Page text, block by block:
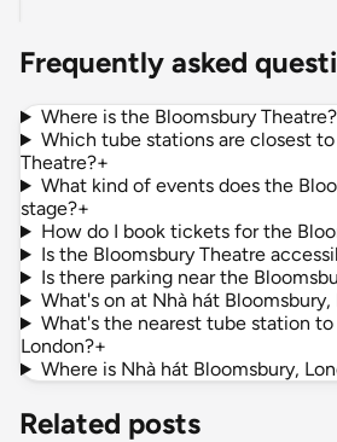
Frequently asked
Where is the Bloomsbury Theatre?
Which tube stations are closest
Theatre?+
What kind of events does the
stage?+
How do I book tickets for the
Is the Bloomsbury Theatre
Is there parking near the
What's on at Nhà hát Bloomsbury,
What's the nearest tube station
London?+
Where is Nhà hát Bloomsbury,
Related posts